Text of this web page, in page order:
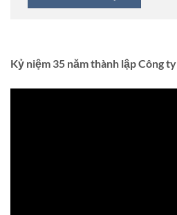
Kỷ niệm 35 năm thành lập Công ty